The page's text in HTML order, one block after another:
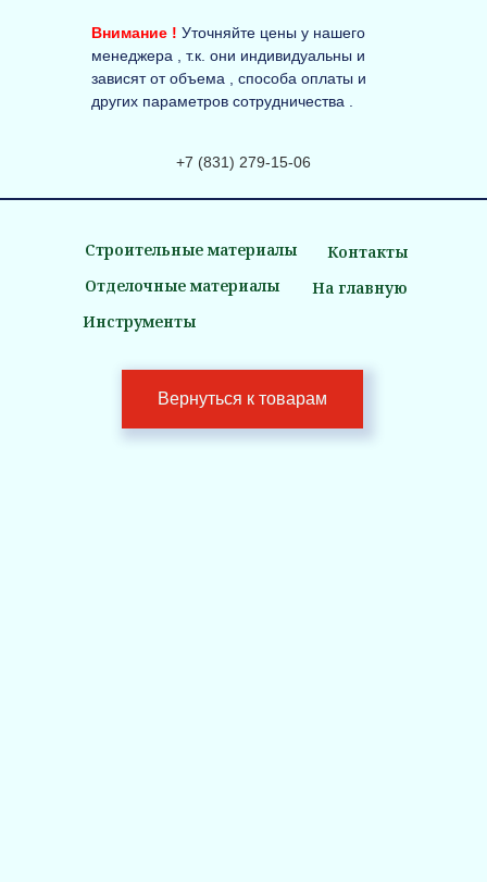
Внимание ! Уточняйте цены у нашего
менеджера , т.к. они индивидуальны и
зависят от объема , способа оплаты и
других параметров сотрудничества .
Вернуться к товарам
Строительные материалы
Отделочные материалы
Инструменты
На главную
Контакты
+7 (831) 279-15-06